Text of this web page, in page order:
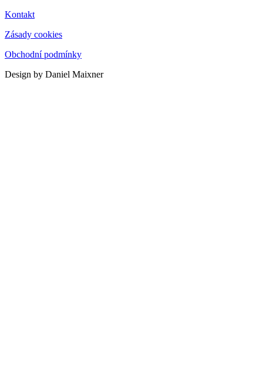
Kontakt
Zásady cookies
Obchodní podmínky
Design by Daniel Maixner